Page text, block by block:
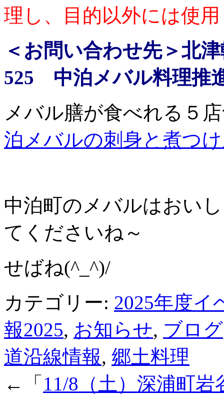
理し、目的以外には使
＜お問い合わせ先＞北
525 中泊メバル料理推
メバル膳が食べれる５
泊メバルの刺身と煮つ
中泊町のメバルはおい
てくださいね～
せばね(^_^)/
カテゴリー: 2025年度イ
報2025, お知らせ, ブログ
道沿線情報, 郷土料理
←「 11/8（土）深浦町